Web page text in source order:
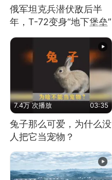
俄军坦克兵潜伏敌后半
年，T-72变身“地下堡垒”
7.4万 次播放 03:35
兔子那么可爱，为什么没
人把它当宠物？